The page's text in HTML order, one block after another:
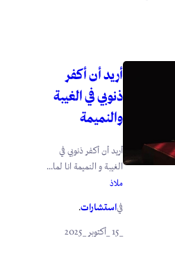
أريد أن أكفر
ذنوبي في الغيبة
والنميمة
أريد أن أكفر ذنوبي في
الغيبة و النميمة انا لما...
ملاذ
فياستشارات.